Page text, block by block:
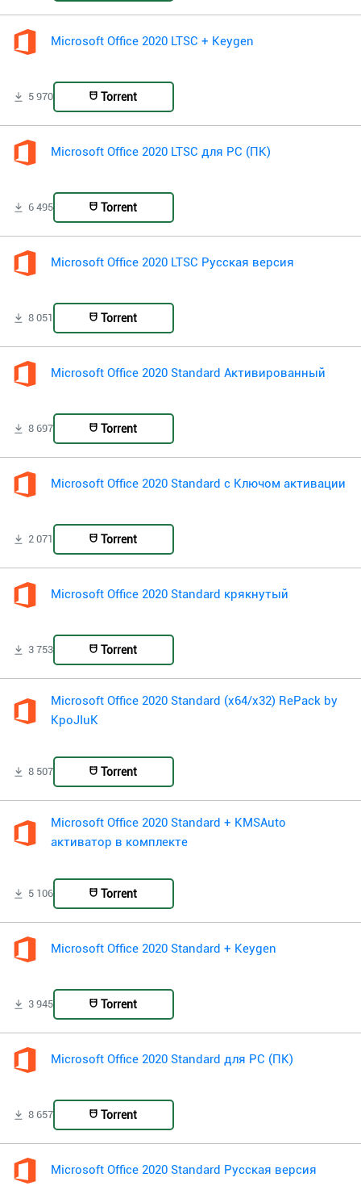
Microsoft Office 2020 LTSC + Keygen
5 970 Torrent
Microsoft Office 2020 LTSC для PC (ПК)
6 495 Torrent
Microsoft Office 2020 LTSC Русская версия
8 051 Torrent
Microsoft Office 2020 Standard Активированный
8 697 Torrent
Microsoft Office 2020 Standard с Ключом активации
2 071 Torrent
Microsoft Office 2020 Standard крякнутый
3 753 Torrent
Microsoft Office 2020 Standard (x64/x32) RePack by
KpoJIuK
8 507 Torrent
Microsoft Office 2020 Standard + KMSAuto
активатор в комплекте
5 106 Torrent
Microsoft Office 2020 Standard + Keygen
3 945 Torrent
Microsoft Office 2020 Standard для PC (ПК)
8 657 Torrent
Microsoft Office 2020 Standard Русская версия